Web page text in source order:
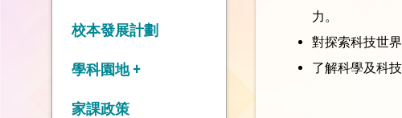
校本發展計劃
學科園地 +
中 文 科
家課政策
力。
對探索科技世
了解科學及科